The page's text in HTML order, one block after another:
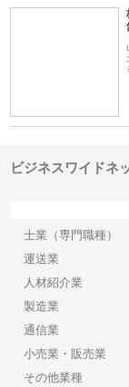
ビジネスワイドネ
士業（専門職種）
運送業
人材紹介業
製造業
通信業
小売業・販売業
その他業種